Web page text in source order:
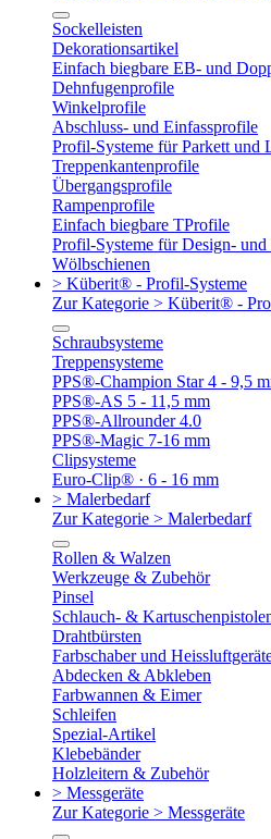
Sockelleisten
Dekorationsartikel
Einfach biegbare EB- und
Dehnfugenprofile
Winkelprofile
Abschluss- und Einfassprofile
Profil-Systeme für Parkett und
Treppenkantenprofile
Übergangsprofile
Rampenprofile
Einfach biegbare TProfile
Profil-Systeme für Design- und
Wölbschienen
> Küberit® - Profil-Systeme
Zur Kategorie > Küberit® -
Schraubsysteme
Treppensysteme
PPS®-Champion Star 4 - 9,5
PPS®-AS 5 - 11,5 mm
PPS®-Allrounder 4.0
PPS®-Magic 7-16 mm
Clipsysteme
Euro-Clip® · 6 - 16 mm
> Malerbedarf
Zur Kategorie > Malerbedarf
Rollen & Walzen
Werkzeuge & Zubehör
Pinsel
Schlauch- &
Drahtbürsten
Farbschaber und
Abdecken & Abkleben
Farbwannen & Eimer
Schleifen
Spezial-Artikel
Klebebänder
Holzleitern & Zubehör
> Messgeräte
Zur Kategorie > Messgeräte